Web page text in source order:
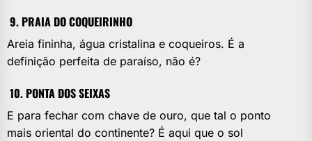
9. PRAIA DO COQUEIRINHO
Areia fininha, água cristalina e coqueiros. É a
definição perfeita de paraíso, não é?
10. PONTA DOS SEIXAS
E para fechar com chave de ouro, que tal o ponto
mais oriental do continente? É aqui que o sol